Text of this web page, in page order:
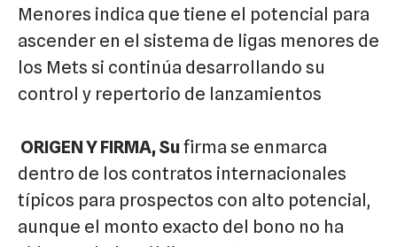
Menores indica que tiene el potencial para
ascender en el sistema de ligas menores de
los Mets si continúa desarrollando su
control y repertorio de lanzamientos
ORIGEN Y FIRMA, Su firma se enmarca
dentro de los contratos internacionales
típicos para prospectos con alto potencial,
aunque el monto exacto del bono no ha